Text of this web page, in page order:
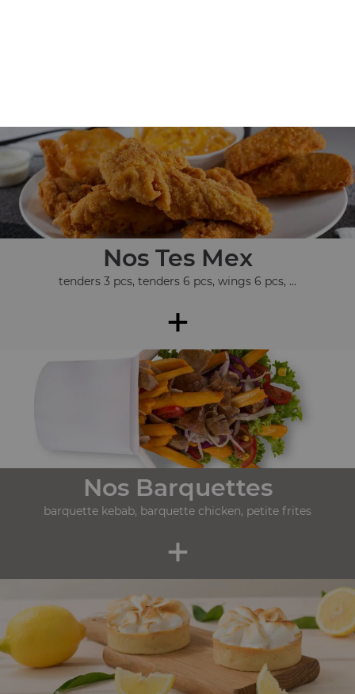
Nos Tes Mex
tenders 3 pcs, tenders 6 pcs, wings 6 pcs, ...
+
Nos Barquettes
barquette kebab, barquette chicken, petite frites
+